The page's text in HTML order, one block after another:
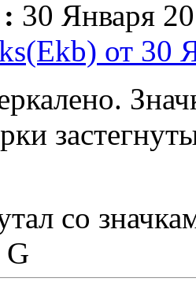
30 Января
от 30
со